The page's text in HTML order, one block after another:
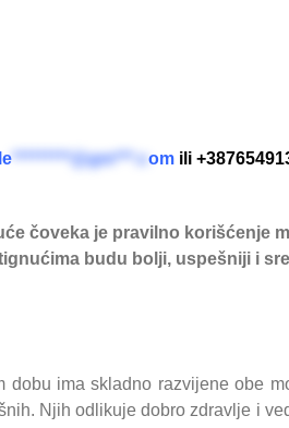
le*********@gm***.c om ili
čoveka je pravilno korišćenje
budu bolji, uspešniji i
dobu ima skladno razvijene obe
Njih odlikuje dobro zdravlje i